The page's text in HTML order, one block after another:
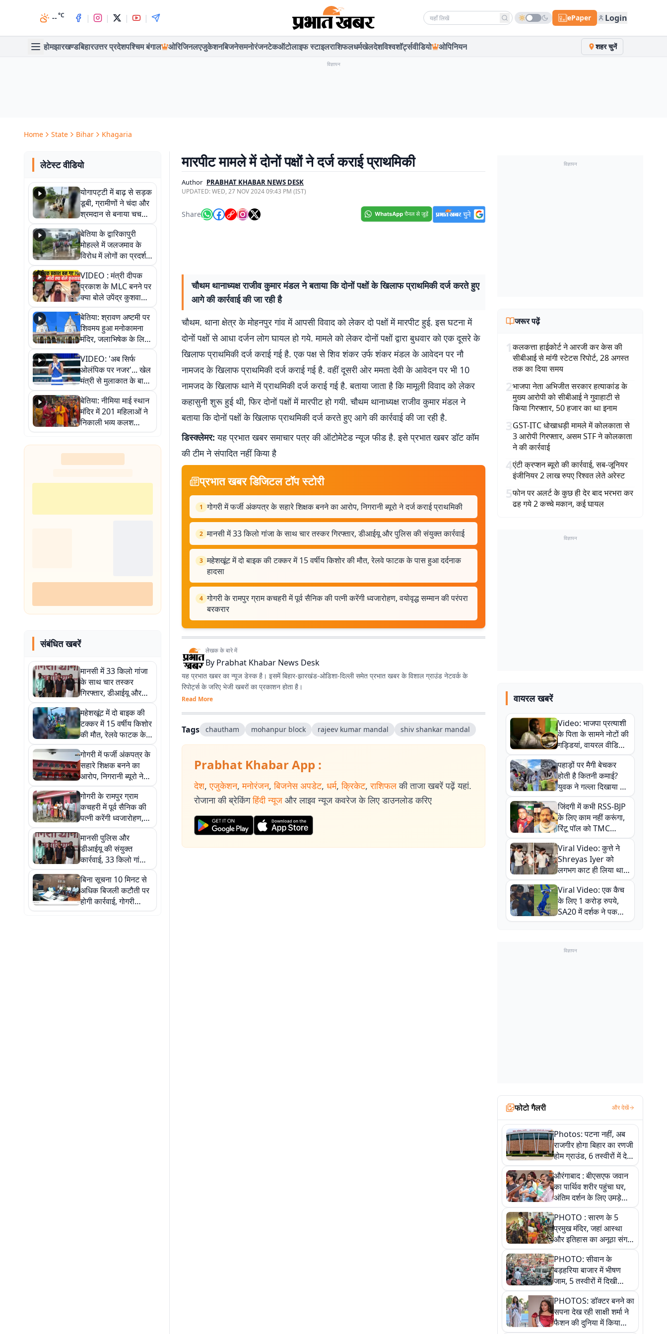
--°C | | | | Search news ePaper Login
होमझारखण्डबिहारउत्तर प्रदेशपश्चिम बंगाल ओरिजिनलएजुकेशनबिजनेसमनोरंजनटेकऑटोलाइफ स्टाइलराशिफलधर्मखेलदेशविश्वशॉर्ट्सवीडियो ओपिनियन शहर चुनें
विज्ञापन
Home State Bihar Khagaria
लेटेस्ट वीडियो
योगापट्टी में बाढ़ से सड़क
डूबी, ग्रामीणों ने चंदा और
श्रमदान से बनाया चचरी
पुल
बेतिया के द्वारिकापुरी
मोहल्ले में जलजमाव के
विरोध में लोगों का प्रदर्शन,
स्थायी समाधान की मांग
VIDEO : मंत्री दीपक
प्रकाश के MLC बनने पर
क्या बोले उपेंद्र कुशवाहा,
सुनिए
बेतिया: श्रावण अष्टमी पर
शिवमय हुआ मनोकामना
मंदिर, जलाभिषेक के लिए
लगी लंबी कतारें
VIDEO: 'अब सिर्फ
ओलंपिक पर नजर'... खेल
मंत्री से मुलाकात के बाद
जैसमीन लंबोरिया का बड़ा
बयान
बेतिया: नीमिया माई स्थान
मंदिर में 201 महिलाओं ने
निकाली भव्य कलश
शोभायात्रा, शिवलिंग
प्राण-प्रतिष्ठा महोत्सव
शुरू
संबंधित खबरें
मानसी में 33 किलो गांजा
के साथ चार तस्कर
गिरफ्तार, डीआईयू और
पुलिस की संयुक्त कार्रवाई
महेशखूंट में दो बाइक की
टक्कर में 15 वर्षीय किशोर
की मौत, रेलवे फाटक के
पास हुआ दर्दनाक हादसा
गोगरी में फर्जी अंकपत्र के
सहारे शिक्षक बनने का
आरोप, निगरानी ब्यूरो ने
दर्ज कराई प्राथमिकी
गोगरी के रामपुर ग्राम
कचहरी में पूर्व सैनिक की
पत्नी करेंगी ध्वजारोहण,
वयोवृद्ध सम्मान की परंपरा
बरकरार
मानसी पुलिस और
डीआईयू की संयुक्त
कार्रवाई, 33 किलो गांजा
के साथ चार तस्कर
गिरफ्तार
बिना सूचना 10 मिनट से
अधिक बिजली कटौती पर
होगी कार्रवाई, गोगरी
एसडीएम ने बिजली
मारपीट मामले में दोनों पक्षों ने दर्ज कराई प्राथमिकी
Author PRABHAT KHABAR NEWS DESK
UPDATED:WED, 27 NOV 2024 09:43 PM (IST)
Share
चौथम थानाध्यक्ष राजीव कुमार मंडल ने बताया कि दोनों पक्षों के खिलाफ प्राथमिकी दर्ज करते हुए
आगे की कार्रवाई की जा रही है
चौथम. थाना क्षेत्र के मोहनपुर गांव में आपसी विवाद को लेकर दो पक्षों में मारपीट हुई. इस घटना में
दोनों पक्षों से आधा दर्जन लोग घायल हो गये. मामले को लेकर दोनों पक्षों द्वारा बुधवार को एक दूसरे के
खिलाफ प्राथमिकी दर्ज कराई गई है. एक पक्ष से शिव शंकर उर्फ शंकर मंडल के आवेदन पर नौ
नामजद के खिलाफ प्राथमिकी दर्ज कराई गई है. वहीं दूसरी ओर ममता देवी के आवेदन पर भी 10
नामजद के खिलाफ थाने में प्राथमिकी दर्ज कराई गई है. बताया जाता है कि मामूली विवाद को लेकर
कहासुनी शुरू हुई थी, फिर दोनों पक्षों में मारपीट हो गयी. चौथम थानाध्यक्ष राजीव कुमार मंडल ने
बताया कि दोनों पक्षों के खिलाफ प्राथमिकी दर्ज करते हुए आगे की कार्रवाई की जा रही है.
डिस्क्लेमर: यह प्रभात खबर समाचार पत्र की ऑटोमेटेड न्यूज फीड है. इसे प्रभात खबर डॉट कॉम
की टीम ने संपादित नहीं किया है
प्रभात खबर डिजिटल टॉप स्टोरी
1 गोगरी में फर्जी अंकपत्र के सहारे शिक्षक बनने का आरोप, निगरानी ब्यूरो ने दर्ज कराई प्राथमिकी
2 मानसी में 33 किलो गांजा के साथ चार तस्कर गिरफ्तार, डीआईयू और पुलिस की संयुक्त कार्रवाई
3 महेशखूंट में दो बाइक की टक्कर में 15 वर्षीय किशोर की मौत, रेलवे फाटक के पास हुआ दर्दनाक
हादसा
4 गोगरी के रामपुर ग्राम कचहरी में पूर्व सैनिक की पत्नी करेंगी ध्वजारोहण, वयोवृद्ध सम्मान की परंपरा
बरकरार
लेखक के बारे में
By Prabhat Khabar News Desk
यह प्रभात खबर का न्यूज डेस्क है। इसमें बिहार-झारखंड-ओडिशा-दिल्‍ली समेत प्रभात खबर के विशाल ग्राउंड नेटवर्क के
रिपोर्ट्स के जरिए भेजी खबरों का प्रकाशन होता है।
Read More
Tags chautham mohanpur block rajeev kumar mandal shiv shankar mandal
Prabhat Khabar App :
देश, एजुकेशन, मनोरंजन, बिजनेस अपडेट, धर्म, क्रिकेट, राशिफल की ताजा खबरें पढ़ें यहां.
रोजाना की ब्रेकिंग हिंदी न्यूज और लाइव न्यूज कवरेज के लिए डाउनलोड करिए
विज्ञापन
जरूर पढ़ें
1कलकत्ता हाईकोर्ट ने आरजी कर केस की
सीबीआई से मांगी स्टेटस रिपोर्ट, 28 अगस्त
तक का दिया समय
2भाजपा नेता अभिजीत सरकार हत्याकांड के
मुख्य आरोपी को सीबीआई ने गुवाहाटी से
किया गिरफ्तार, 50 हजार का था इनाम
3GST-ITC धोखाधड़ी मामले में कोलकाता से
3 आरोपी गिरफ्तार, असम STF ने कोलकाता
ने की कार्रवाई
4एंटी क्रप्शन ब्यूरो की कार्रवाई, सब-जूनियर
इंजीनियर 2 लाख रुपए रिश्वत लेते अरेस्ट
5फोन पर अलर्ट के कुछ ही देर बाद भरभरा कर
ढह गये 2 कच्चे मकान, कई घायल
विज्ञापन
वायरल खबरें
Video: भाजपा प्रत्याशी
के पिता के सामने नोटों की
गड्डियां, वायरल वीडियो
से राजनीति में उबाल,
अजित महतो बोले- TMC
की गंदी चाल
पहाड़ों पर मैगी बेचकर
होती है कितनी कमाई?
युवक ने गल्ला दिखाया तो
नौकरी वालों के खड़े हो गए
कान
जिंदगी में कभी RSS-BJP
के लिए काम नहीं करूंगा,
रिंटू पॉल को TMC
ऑफिस में ले जाकर पीटा,
Video वायरल
Viral Video: कुत्ते ने
Shreyas Iyer को
लगभग काट ही लिया था,
न्यूजीलैंड सीरीज से पहले
बाल-बाल बचे
Viral Video: एक कैच
के लिए 1 करोड़ रुपये,
SA20 में दर्शक ने पकड़ा
एक हाथ से गजब का कैच
विज्ञापन
फोटो गैलरी और देखें
Photos: पटना नहीं, अब
राजगीर होगा बिहार का रणजी
होम ग्राउंड, 6 तस्वीरों में देखें
नए स्टेडियम की पूरी कहानी
औरंगाबाद : बीएसएफ जवान
का पार्थिव शरीर पहुंचा घर,
अंतिम दर्शन के लिए उमड़े
लोग
PHOTO : सारण के 5
प्रमुख मंदिर, जहां आस्था
और इतिहास का अनूठा संगम,
तस्वीरों में जानिए
PHOTO: सीवान के
बड़हरिया बाजार में भीषण
जाम, 5 तस्वीरों में दिखी
अव्यवस्था
PHOTOS: डॉक्टर बनने का
सपना देख रही साक्षी शर्मा ने
फैशन की दुनिया में किया